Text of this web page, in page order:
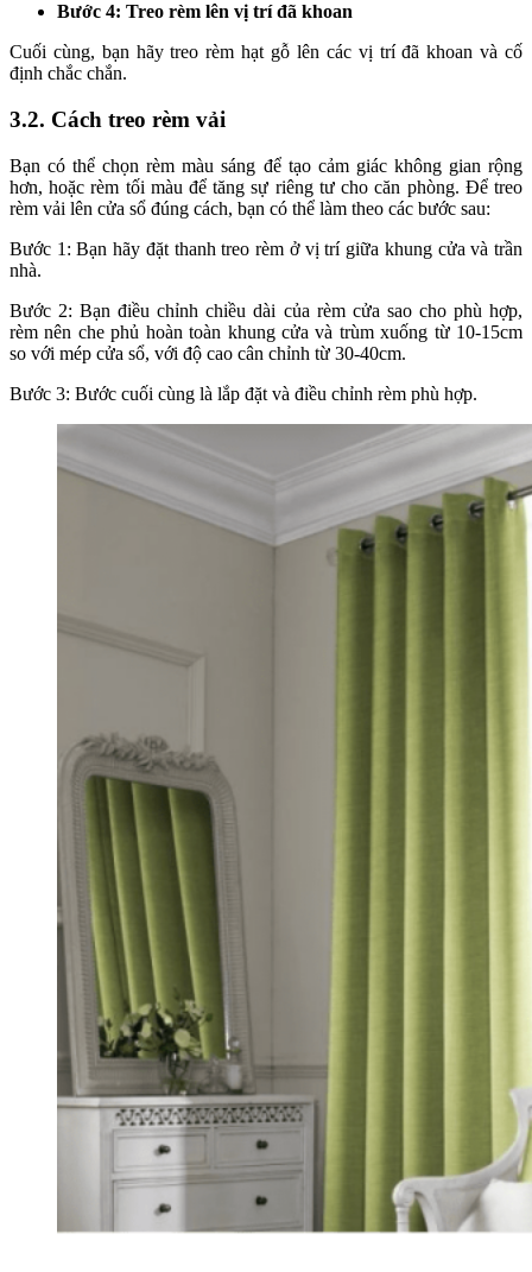
Bước 4: Treo rèm lên vị trí đã khoan
Cuối cùng, bạn hãy treo rèm hạt gỗ lên các vị trí đã khoan và cố
định chắc chắn.
3.2. Cách treo rèm vải
Bạn có thể chọn rèm màu sáng để tạo cảm giác không gian rộng
hơn, hoặc rèm tối màu để tăng sự riêng tư cho căn phòng. Để treo
rèm vải lên cửa sổ đúng cách, bạn có thể làm theo các bước sau:
Bước 1: Bạn hãy đặt thanh treo rèm ở vị trí giữa khung cửa và trần
nhà.
Bước 2: Bạn điều chỉnh chiều dài của rèm cửa sao cho phù hợp,
rèm nên che phủ hoàn toàn khung cửa và trùm xuống từ 10-15cm
so với mép cửa sổ, với độ cao cân chỉnh từ 30-40cm.
Bước 3: Bước cuối cùng là lắp đặt và điều chỉnh rèm phù hợp.